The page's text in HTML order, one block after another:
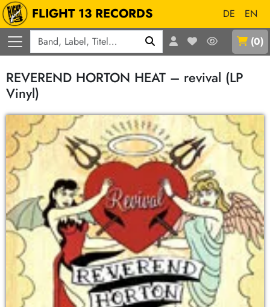
FLIGHT 13 RECORDS DE
EN
(0)
REVEREND HORTON HEAT – revival (LP
Vinyl)